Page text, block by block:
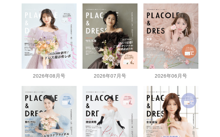
2026年08月号 2026年07月号 2026年06月号